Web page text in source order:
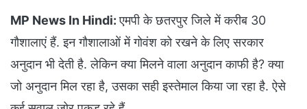
MP News In Hindi:एमपी के छतरपुर जिले में करीब 30
गौशालाएं हैं. इन गौशालाओं में गोवंश को रखने के लिए सरकार
अनुदान भी देती है. लेकिन क्या मिलने वाला अनुदान काफी है? क्या
जो अनुदान मिल रहा है, उसका सही इस्तेमाल किया जा रहा है. ऐसे